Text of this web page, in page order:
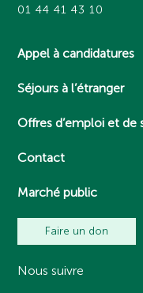
01 44 41 43 10
Appel à candidatures
Séjours à l’étranger
Offres d’emploi et de
Contact
Marché public
Faire un don
Nous suivre